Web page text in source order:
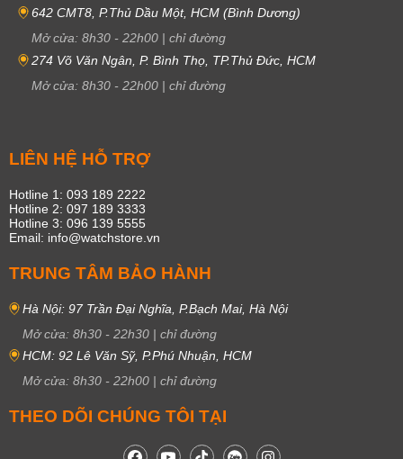
642 CMT8, P.Thủ Dầu Một, HCM (Bình Dương)
Mở cửa: 8h30 - 22h00 | chỉ đường
274 Võ Văn Ngân, P. Bình Thọ, TP.Thủ Đức, HCM
Mở cửa: 8h30 - 22h00 | chỉ đường
LIÊN HỆ HỖ TRỢ
Hotline 1: 093 189 2222
Hotline 2: 097 189 3333
Hotline 3: 096 139 5555
Email: info@watchstore.vn
TRUNG TÂM BẢO HÀNH
Hà Nội: 97 Trần Đại Nghĩa, P.Bạch Mai, Hà Nội
Mở cửa: 8h30 - 22h30 | chỉ đường
HCM: 92 Lê Văn Sỹ, P.Phú Nhuận, HCM
Mở cửa: 8h30 - 22h00 | chỉ đường
THEO DÕI CHÚNG TÔI TẠI